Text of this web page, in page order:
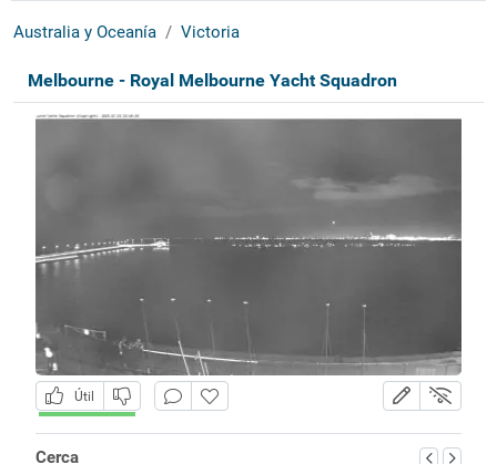
Australia y Oceanía Victoria
Melbourne - Royal Melbourne Yacht Squadron
Útil
Cerca